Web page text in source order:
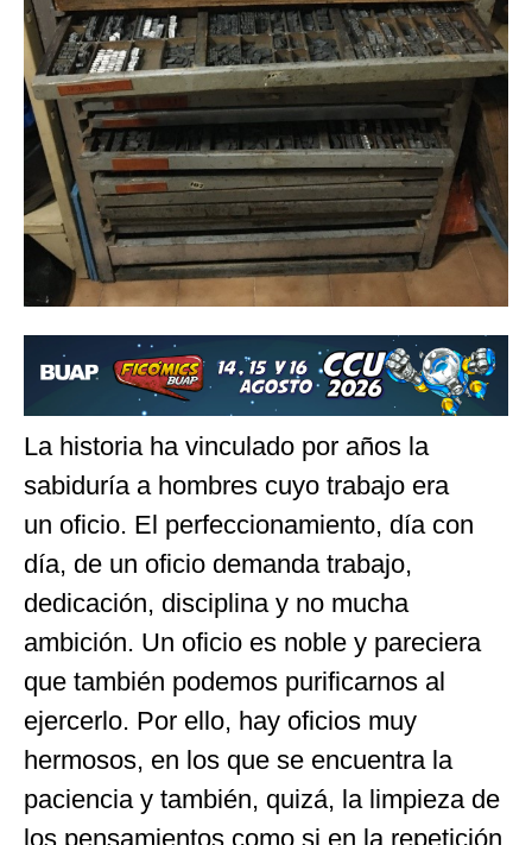
La historia ha vinculado por años la
sabiduría a hombres cuyo trabajo era
un oficio. El perfeccionamiento, día con
día, de un oficio demanda trabajo,
dedicación, disciplina y no mucha
ambición. Un oficio es noble y pareciera
que también podemos purificarnos al
ejercerlo. Por ello, hay oficios muy
hermosos, en los que se encuentra la
paciencia y también, quizá, la limpieza de
los pensamientos como si en la repetición